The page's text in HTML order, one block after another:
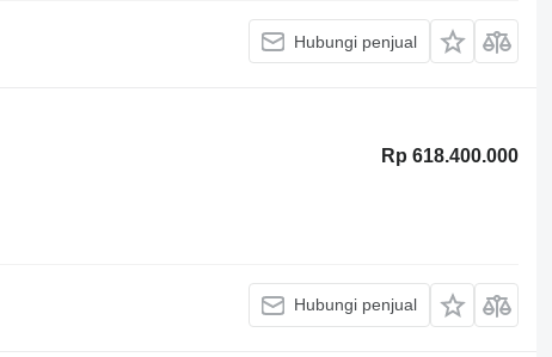
Hubungi penjual
Rp 618.400.000
Hubungi penjual